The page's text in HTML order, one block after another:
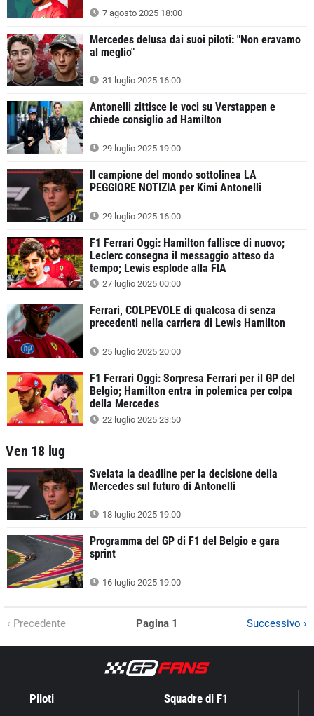
7 agosto 2025 18:00
Mercedes delusa dai suoi piloti: "Non eravamo
al meglio"
31 luglio 2025 16:00
Antonelli zittisce le voci su Verstappen e
chiede consiglio ad Hamilton
29 luglio 2025 19:00
Il campione del mondo sottolinea LA
PEGGIORE NOTIZIA per Kimi Antonelli
29 luglio 2025 16:00
F1 Ferrari Oggi: Hamilton fallisce di nuovo;
Leclerc consegna il messaggio atteso da
tempo; Lewis esplode alla FIA
27 luglio 2025 00:00
Ferrari, COLPEVOLE di qualcosa di senza
precedenti nella carriera di Lewis Hamilton
25 luglio 2025 20:00
F1 Ferrari Oggi: Sorpresa Ferrari per il GP del
Belgio; Hamilton entra in polemica per colpa
della Mercedes
22 luglio 2025 23:50
Ven 18 lug
Svelata la deadline per la decisione della
Mercedes sul futuro di Antonelli
18 luglio 2025 19:00
Programma del GP di F1 del Belgio e gara
sprint
16 luglio 2025 19:00
‹ Precedente Pagina 1 Successivo ›
Piloti Squadre di F1